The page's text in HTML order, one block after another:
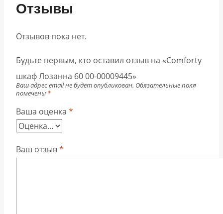
Отзывы
Отзывов пока нет.
Будьте первым, кто оставил отзыв на «Comforty
шкаф Лозанна 60 00-00009445»
Ваш адрес email не будет опубликован. Обязательные поля
помечены *
Ваша оценка *
Ваш отзыв*